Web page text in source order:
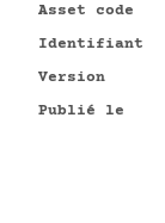
Asset code
Identifiant
Version
Publié le